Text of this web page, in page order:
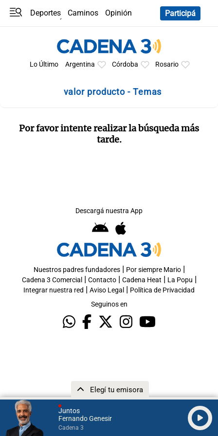
Juntos
Fernando Genesir
Cadena 3
Elegí tu emisora
Deportes Caminos
Opinión
Participá
Lo Último Argentina Córdoba Rosario
valor producto - Temas
Por favor intente realizar la búsqueda más
tarde.
Descargá nuestra App
Nuestros padres fundadores| Por siempre Mario|
Cadena 3 Comercial | Contacto| Cadena Heat | La Popu |
Integrar nuestra red | Aviso Legal | Política de Privacidad
Seguinos en